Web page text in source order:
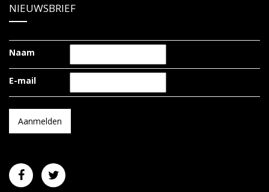
NIEUWSBRIEF
Naam
E-mail